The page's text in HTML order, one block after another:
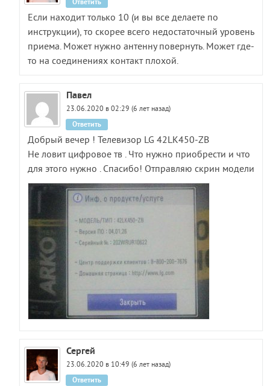
Если находит только 10 (и вы все делаете по
инструкции), то скорее всего недостаточный уровень
приема. Может нужно антенну повернуть. Может где-
то на соединениях контакт плохой.
Ответить
Павел
23.06.2020 в 02:29 (6 лет назад)
Добрый вечер ! Телевизор LG 42LK450-ZB
Не ловит цифровое тв . Что нужно приобрести и что
для этого нужно . Спасибо! Отправляю скрин модели
Ответить
Сергей
23.06.2020 в 10:49 (6 лет назад)
Ответить